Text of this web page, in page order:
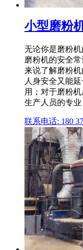
小型磨粉
无论你是磨粉
磨粉机的安全
来说了解磨粉
人身安全又能
用；对于磨粉
生产人员的专业
联系电话: 180